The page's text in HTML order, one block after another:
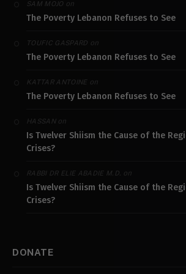
SAM MOJO on
The Poverty Lebanon Refuses to See
TOUFIC GASPARD on
The Poverty Lebanon Refuses to See
KATTAR ANTOINEon
The Poverty Lebanon Refuses to See
HASSANon
Is Twelver Shiism the Cause of the
Crises?
RABBI DR ELIE ABADIE M.D. on
Is Twelver Shiism the Cause of the
Crises?
DONATE